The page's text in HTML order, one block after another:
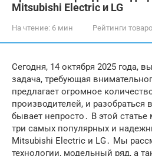
Mitsubishi Electric и LG
На чтение: 6 мин Рейтинги
Сегодня, 14 октября 2025 года,
задача, требующая
предлагает огромное
производителей, и разобраться
бывает непросто․ В этой
три самых популярных и
Mitsubishi Electric и LG․ Мы
технологии, модельный ряд, а